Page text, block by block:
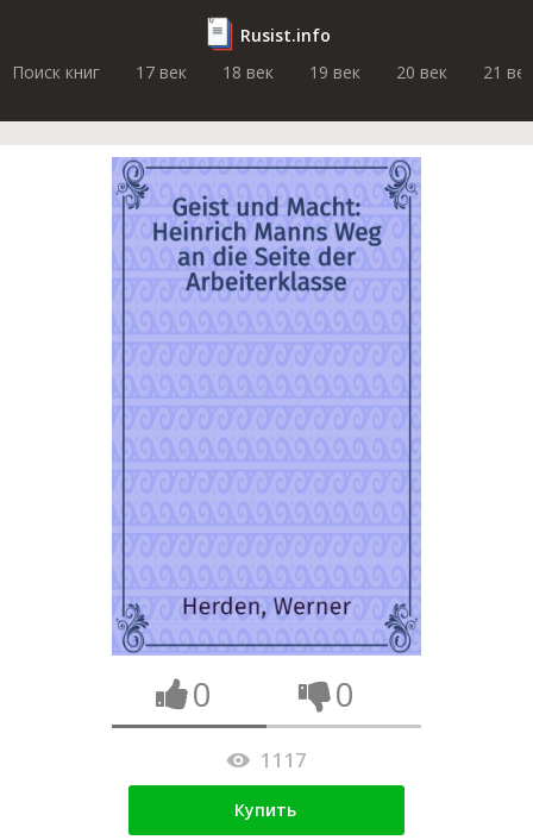
Rusist.info
Поиск книг
17 век 18 век 19 век 20 век 21 век
0 0
1117
Купить